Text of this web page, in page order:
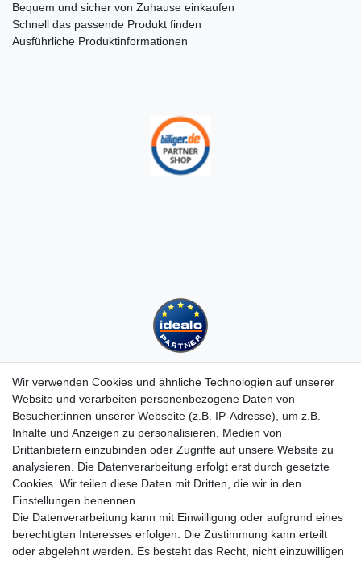
Bequem und sicher von Zuhause einkaufen
Schnell das passende Produkt finden
Ausführliche Produktinformationen
Kundenservice
Hotline: 07452 - 847 162 0
Kontakt
Anmelden
Registrieren
Newsletter
Versand & Lieferung
Zahlungsarten
Wir verwenden Cookies und ähnliche Technologien auf unserer
Website und verarbeiten personenbezogene Daten von
Besucher:innen unserer Webseite (z.B. IP-Adresse), um z.B.
Inhalte und Anzeigen zu personalisieren, Medien von
Drittanbietern einzubinden oder Zugriffe auf unsere Website zu
analysieren. Die Datenverarbeitung erfolgt erst durch gesetzte
Cookies. Wir teilen diese Daten mit Dritten, die wir in den
Einstellungen benennen.
Die Datenverarbeitung kann mit Einwilligung oder aufgrund eines
berechtigten Interesses erfolgen. Die Zustimmung kann erteilt
oder abgelehnt werden. Es besteht das Recht, nicht einzuwilligen